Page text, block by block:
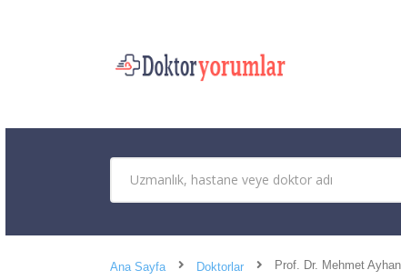
Ana Sayfa Doktorlar Prof. Dr. Mehmet